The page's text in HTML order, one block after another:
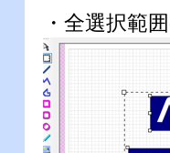
・全選択範